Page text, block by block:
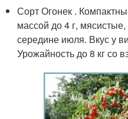
Сорт Огонек .
массой до 4 г,
середине июля. Вкус у
Урожайность до 8 кг со